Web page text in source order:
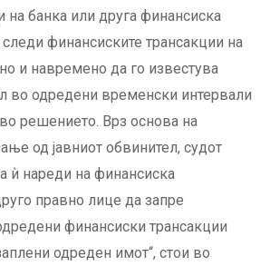
банка или друга финансиска
следи финансиските трансакции на
и навремено да го известува
во одредени временски интервали
решението. Врз основа на
од јавниот обвинител, судот
ѝ нареди на финансиска
правно лице да запре
финансиски трансакции
одреден имот“, стои во